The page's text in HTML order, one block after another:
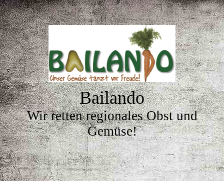
Bailando
Wir retten regionales Obst und
Gemüse!